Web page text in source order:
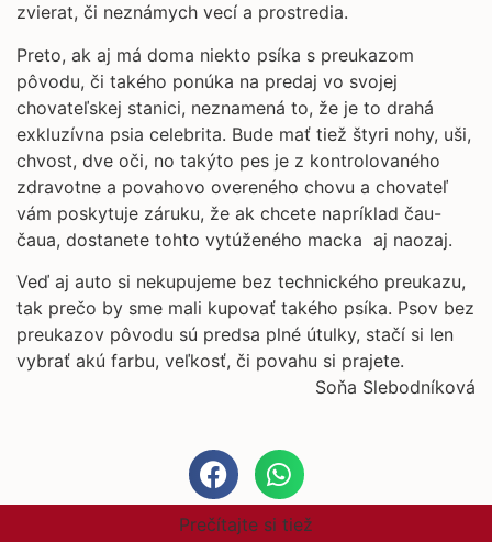
zvierat, či neznámych vecí a prostredia.
Preto, ak aj má doma niekto psíka s preukazom
pôvodu, či takého ponúka na predaj vo svojej
chovateľskej stanici, neznamená to, že je to drahá
exkluzívna psia celebrita. Bude mať tiež štyri nohy, uši,
chvost, dve oči, no takýto pes je z kontrolovaného
zdravotne a povahovo overeného chovu a chovateľ
vám poskytuje záruku, že ak chcete napríklad čau-
čaua, dostanete tohto vytúženého macka aj naozaj.
Veď aj auto si nekupujeme bez technického preukazu,
tak prečo by sme mali kupovať takého psíka. Psov bez
preukazov pôvodu sú predsa plné útulky, stačí si len
vybrať akú farbu, veľkosť, či povahu si prajete.
Soňa Slebodníková
Prečítajte si tiež